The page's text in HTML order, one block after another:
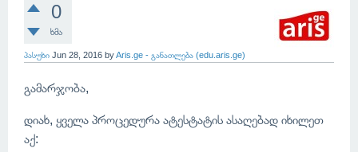
0
ხმა
პასუხი Jun 28, 2016 byAris.ge - განათლება (edu.aris.ge)
გამარჯობა,
დიახ, ყველა პროცედურა ატესტატის ასაღებად იხილეთ
აქ: